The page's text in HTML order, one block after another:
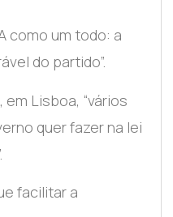
como um todo: a
do partido”.
Lisboa, “vários
quer fazer na lei
facilitar a